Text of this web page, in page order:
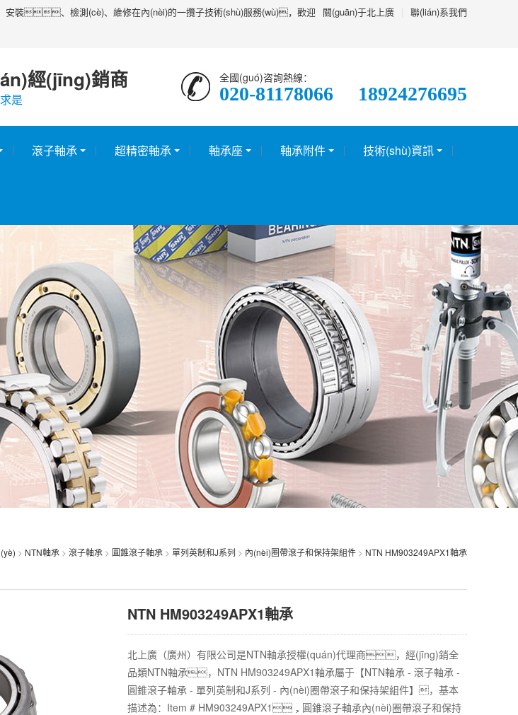
關(guān)于北上廣 聯(lián)系我們
安裝、檢測(cè)、維修在內(nèi)的一攬子技術(shù)服務(wù)，歡迎
經(jīng)銷商
是
全國(guó)咨詢熱線：
020-81178066 18924276695
滾子軸承 超精密軸承 軸承座 軸承附件 技術(shù)資訊
> NTN軸承 > 滾子軸承 > 圓錐滾子軸承 > 單列英制和J系列 > 內(nèi)圈帶滾子和保持架組件 > NTN HM903249APX1軸承
NTN HM903249APX1軸承
北上廣（廣州）有限公司是NTN軸承授權(quán)代理商，經(jīng)銷全
品類NTN軸承，NTN HM903249APX1軸承屬于【NTN軸承 - 滾子軸承 -
圓錐滾子軸承 - 單列英制和J系列 - 內(nèi)圈帶滾子和保持架組件】，基本
描述為：Item # HM903249APX1，圓錐滾子軸承內(nèi)圈帶滾子和保持